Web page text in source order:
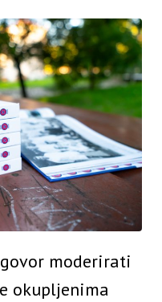
moderirati
okupljenima